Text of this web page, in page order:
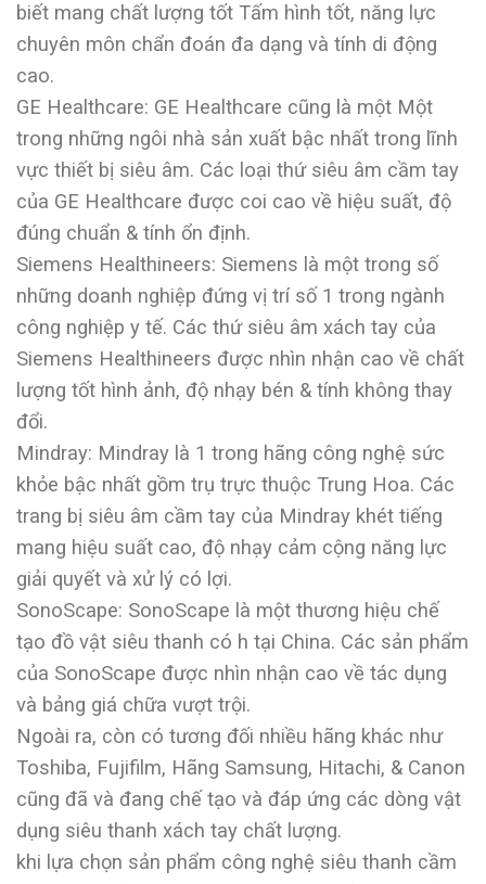
biết mang chất lượng tốt Tấm hình tốt, năng lực
chuyên môn chẩn đoán đa dạng và tính di động
cao.
GE Healthcare: GE Healthcare cũng là một Một
trong những ngôi nhà sản xuất bậc nhất trong lĩnh
vực thiết bị siêu âm. Các loại thứ siêu âm cầm tay
của GE Healthcare được coi cao về hiệu suất, độ
đúng chuẩn & tính ổn định.
Siemens Healthineers: Siemens là một trong số
những doanh nghiệp đứng vị trí số 1 trong ngành
công nghiệp y tế. Các thứ siêu âm xách tay của
Siemens Healthineers được nhìn nhận cao về chất
lượng tốt hình ảnh, độ nhạy bén & tính không thay
đổi.
Mindray: Mindray là 1 trong hãng công nghệ sức
khỏe bậc nhất gồm trụ trực thuộc Trung Hoa. Các
trang bị siêu âm cầm tay của Mindray khét tiếng
mang hiệu suất cao, độ nhạy cảm cộng năng lực
giải quyết và xử lý có lợi.
SonoScape: SonoScape là một thương hiệu chế
tạo đồ vật siêu thanh có h tại China. Các sản phẩm
của SonoScape được nhìn nhận cao về tác dụng
và bảng giá chữa vượt trội.
Ngoài ra, còn có tương đối nhiều hãng khác như
Toshiba, Fujifilm, Hãng Samsung, Hitachi, & Canon
cũng đã và đang chế tạo và đáp ứng các dòng vật
dụng siêu thanh xách tay chất lượng.
khi lựa chọn sản phẩm công nghệ siêu thanh cầm